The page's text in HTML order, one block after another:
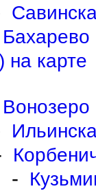
Бахарево
на карте
онозеро
-